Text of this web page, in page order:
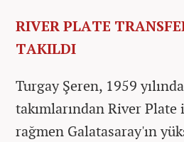
RIVER PLATE
TAKILDI
Turgay Şeren, 1959
takımlarından River Plate
rağmen Galatasaray'ın